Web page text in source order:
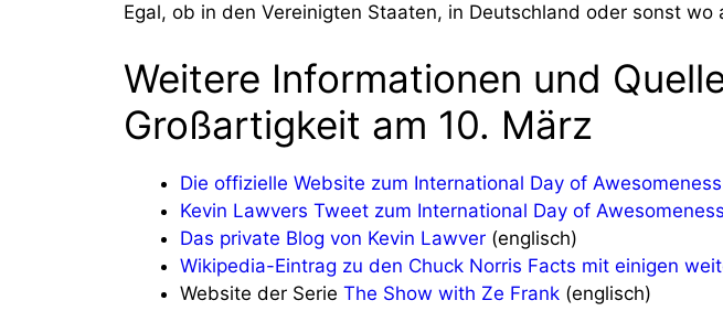
Egal, ob in den Vereinigten Staaten, in Deutschland oder sonst wo
Weitere Informationen und
Großartigkeit am 10. März
Die offizielle Website zum International Day of Awesomeness
Kevin Lawvers Tweet zum International Day of
Das private Blog von Kevin Lawver (englisch)
Wikipedia-Eintrag zu den Chuck Norris Facts mit einigen
Website der Serie The Show with Ze Frank (englisch)